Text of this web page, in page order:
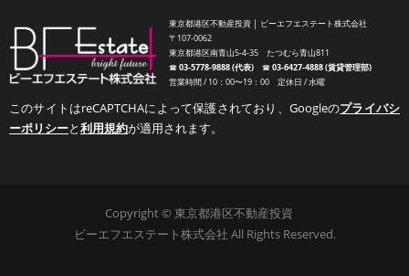
東京都港区不動産投資 │ ビーエフエステート株式会社
〒107-0062
東京都港区南青山5-4-35 たつむら青山811
☎︎03-5778-9888 (代表)☎︎03-6427-4888 (賃貸管理部)
営業時間 / 10：00〜19：00 定休日 / 水曜
このサイトはreCAPTCHAによって保護されており、Googleのプライバシ
ーポリシーと利用規約が適用されます。
Copyright © 東京都港区不動産投資
ビーエフエステート株式会社 All Rights Reserved.